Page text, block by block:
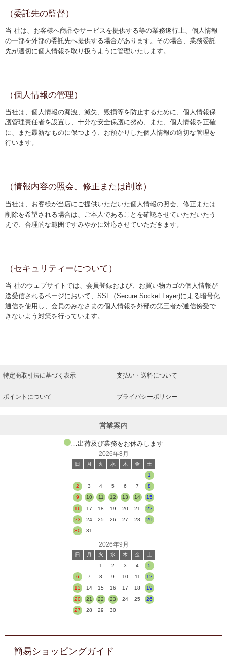
お茶を愉しむワンポイント
お茶のおいしい淹れ方
急須の上手な取扱い方
運営会社
運営会社
こだわり
お茶は飲むマスク
（委託先の監督）
当 社は、お客様へ商品やサービスを提供する等の業務遂行上、個人情報
の一部を外部の委託先へ提供する場合があります。その場合、業務委託
先が適切に個人情報を取り扱うように管理いたします。
（個人情報の管理）
当社は、個人情報の漏洩、滅失、毀損等を防止するために、個人情報保
護管理責任者を設置し、十分な安全保護に努め、また、個人情報を正確
に、また最新なものに保つよう、お預かりした個人情報の適切な管理を
行います。
（情報内容の照会、修正または削除）
当社は、お客様が当店にご提供いただいた個人情報の照会、修正または
削除を希望される場合は、ご本人であることを確認させていただいたう
えで、合理的な範囲ですみやかに対応させていただきます。
（セキュリティーについて）
当 社のウェブサイトでは、会員登録および、お買い物カゴの個人情報が
送受信されるページにおいて、SSL（Secure Socket Layer)による暗号化
通信を使用し、会員のみなさまの個人情報を外部の第三者が通信傍受で
きないよう対策を行っています。
特定商取引法に基づく表示 支払い・送料について
ポイントについて プライバシーポリシー
営業案内
…出荷及び業務をお休みします
2026年8月
日 月 火 水 木 金
土
1
2
3 4 5 6 7
8
9
10 11 12 13 14
15
16
17 18 19 20 21
22
23
24 25 26 27 28
29
30
31
2026年9月
日 月 火 水 木 金
土
1
2 3 4
5
6
7 8 9 10 11
12
13
14 15 16 17 18
19
20
21 22 23 24 25
26
27
28 29 30
簡易ショッピングガイド